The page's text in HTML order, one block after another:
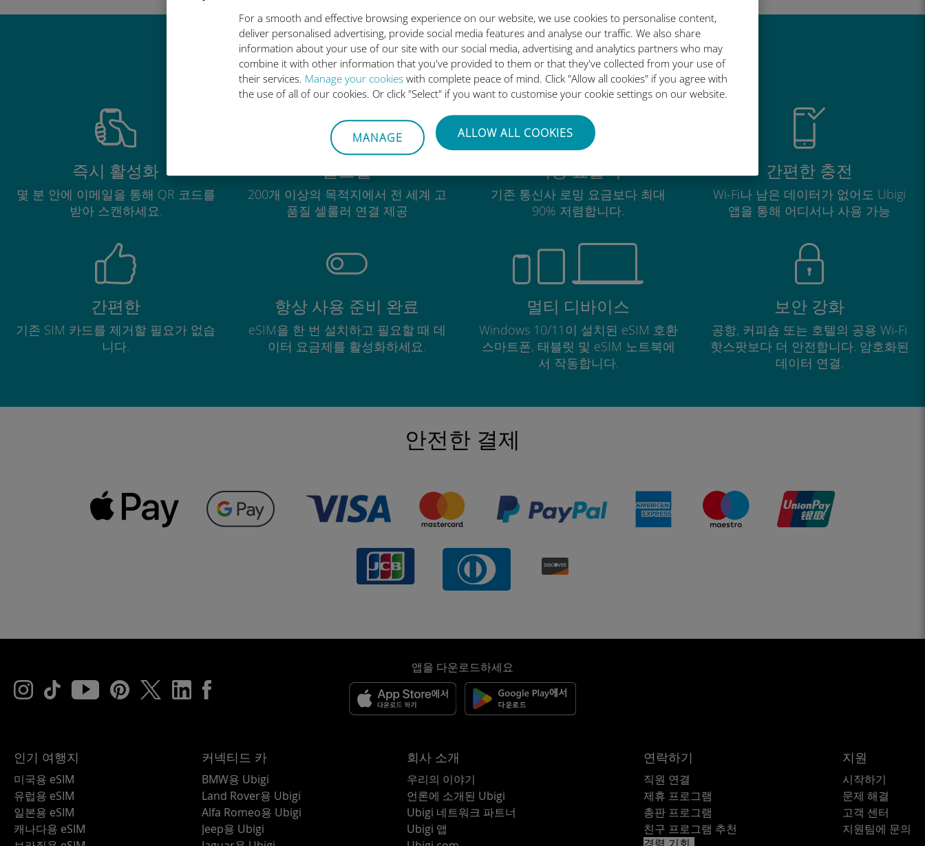
For a smooth and effective browsing experience on our website, we use cookies to personalise content,
deliver personalised advertising, provide social media features and analyse our traffic. We also share
information about your use of our site with our social media, advertising and analytics partners who may
combine it with other information that you've provided to them or that they've collected from your use of
their services. Manage your cookies with complete peace of mind. Click "Allow all cookies" if you agree with
the use of all of our cookies. Or click "Select" if you want to customise your cookie settings on our website.
MANAGE ALLOW ALL COOKIES
유비기 국제 eSIM이 우수한 이유
즉시 활성화
몇 분 안에 이메일을 통해 QR 코드를
받아 스캔하세요.
글로벌
200개 이상의 목적지에서 전 세계 고
품질 셀룰러 연결 제공
비용 효율적
기존 통신사 로밍 요금보다 최대
90% 저렴합니다.
간편한 충전
Wi-Fi나 남은 데이터가 없어도 Ubigi
앱을 통해 어디서나 사용 가능
간편한
기존 SIM 카드를 제거할 필요가 없습
니다.
항상 사용 준비 완료
eSIM을 한 번 설치하고 필요할 때 데
이터 요금제를 활성화하세요.
멀티 디바이스
Windows 10/11이 설치된 eSIM 호환
스마트폰, 태블릿 및 eSIM 노트북에
서 작동합니다.
보안 강화
공항, 커피숍 또는 호텔의 공용 Wi-Fi
핫스팟보다 더 안전합니다. 암호화된
데이터 연결.
안전한 결제
앱을 다운로드하세요
인기 여행지
미국용 eSIM
유럽용 eSIM
일본용 eSIM
캐나다용 eSIM
커넥티드 카
BMW용 Ubigi
Land Rover용 Ubigi
Alfa Romeo용 Ubigi
Jeep용 Ubigi
회사 소개
우리의 이야기
언론에 소개된 Ubigi
Ubigi 네트워크 파트너
Ubigi 앱
연락하기
직원 연결
제휴 프로그램
총판 프로그램
친구 프로그램 추천
지원
시작하기
문제 해결
고객 센터
지원팀에 문의